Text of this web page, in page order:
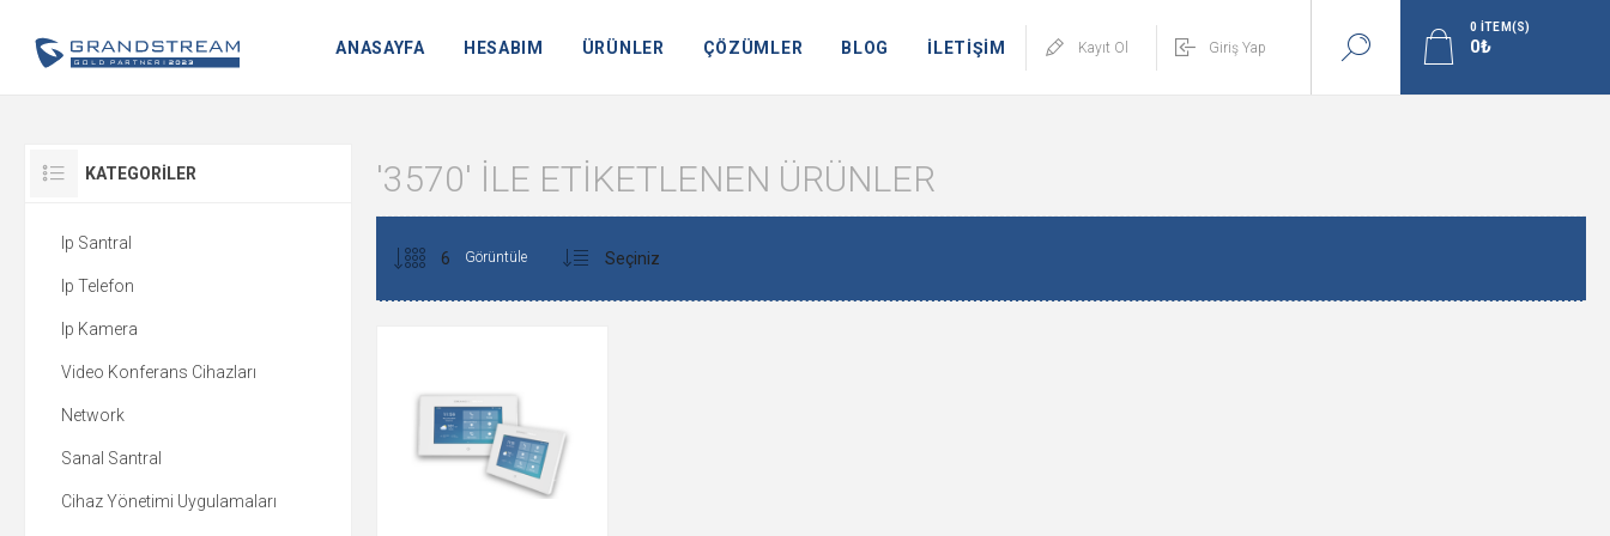
ANASAYFA HESABIM ÜRÜNLER ÇÖZÜMLER BLOG İLETİŞİM Kayıt Ol Giriş Yap
0 ITEM(S)
'3570' ILE ETIKETLENEN ÜRÜNLER
Görüntüle
KATEGORILER
Ip Santral
Ip Telefon
Ip Kamera
Video Konferans Cihazları
Network
Sanal Santral
Cihaz Yönetimi Uygulamaları